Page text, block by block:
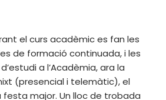
el curs acadèmic es fan les
de formació continuada, i les
a l’Acadèmia, ara la
(presencial i telemàtic), el
major. Un lloc de trobada